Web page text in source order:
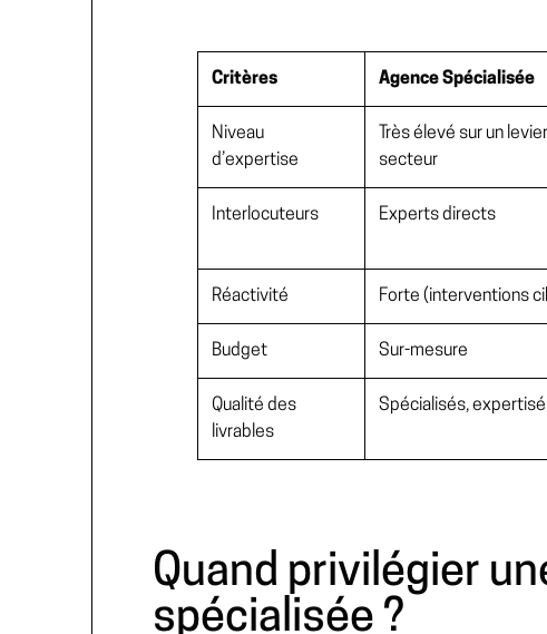
Critères Agence Spécialisée
Niveau
d’expertise
Très élevé sur un
secteur
Interlocuteurs Experts directs
Réactivité Forte (interventions
Budget Sur-mesure
Qualité des
livrables
Spécialisés,
Quand privilégier
spécialisée ?